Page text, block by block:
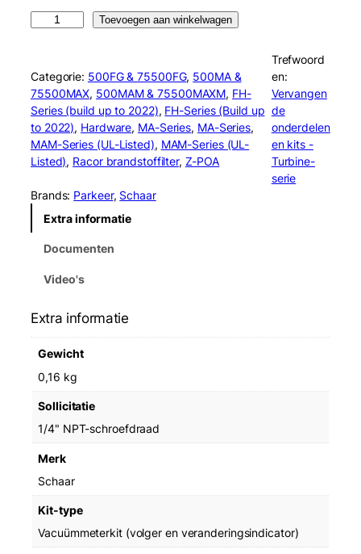
o
r
R
K
1
9
6
6
9
G
a
e
n
c
o
Toevoegen aan winkelwagen
Categorie: 500FG & 75500FG, 500MA &
75500MAX, 500MAM & 75500MAXM, FH-
Series (build up to 2022), FH-Series (Build up
to 2022), Hardware, MA-Series, MA-Series
MAM-Series (UL-Listed), MAM-Series (UL-
Listed), Racor brandstoffilter, Z-POA
Trefwoord
en:
Vervangen
de
onderdelen
en kits -
Turbine-
serie
Brands: Parkeer, Schaar
Extra informatie
Documenten
Video's
Extra informatie
Gewicht
0,16 kg
Sollicitatie
1/4" NPT-schroefdraad
Merk
Schaar
Kit-type
Vacuümmeterkit (volger en veranderingsindicator)